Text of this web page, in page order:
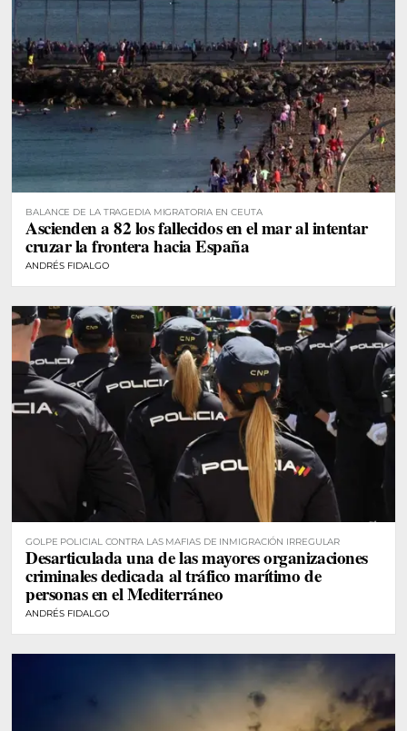
BALANCE DE LA TRAGEDIA MIGRATORIA EN CEUTA
Ascienden a 82 los fallecidos en el mar al intentar
cruzar la frontera hacia España
ANDRÉS FIDALGO
GOLPE POLICIAL CONTRA LAS MAFIAS DE INMIGRACIÓN IRREGULAR
Desarticulada una de las mayores organizaciones
criminales dedicada al tráfico marítimo de
personas en el Mediterráneo
ANDRÉS FIDALGO